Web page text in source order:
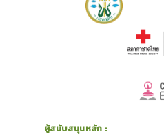
ผู้สนับสนุนหลัก :